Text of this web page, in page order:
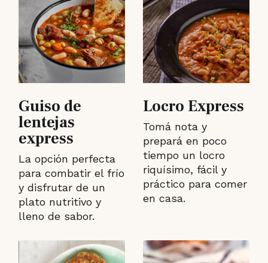
Guiso de
lentejas
express
La opción perfecta
para combatir el frío
y disfrutar de un
plato nutritivo y
lleno de sabor.
Locro Express
Tomá nota y
prepará en poco
tiempo un locro
riquísimo, fácil y
práctico para comer
en casa.